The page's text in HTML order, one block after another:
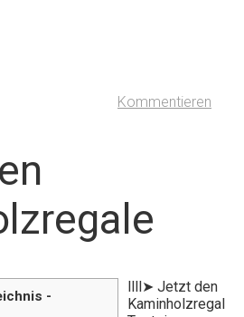
Kommentieren
-
llll➤ Jetzt den
Kaminholzregal